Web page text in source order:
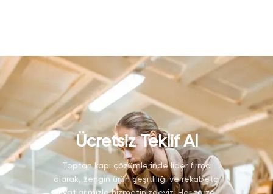
Ücretsiz Teklif Al
Toptan kapı çözümlerinde lider firma
olarak, zengin ürün çeşitliliği ve rekabetçi